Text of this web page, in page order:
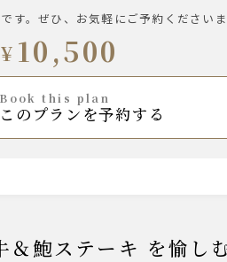
。ぜひ、お気軽にご予約くださいま
¥ 10,500
book this plan
このプランを予約する
＆鮑ステーキ を愉